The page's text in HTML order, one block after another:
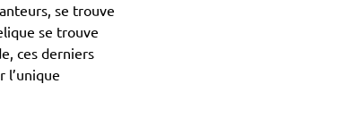
se trouve
se trouve
ces derniers
l’unique